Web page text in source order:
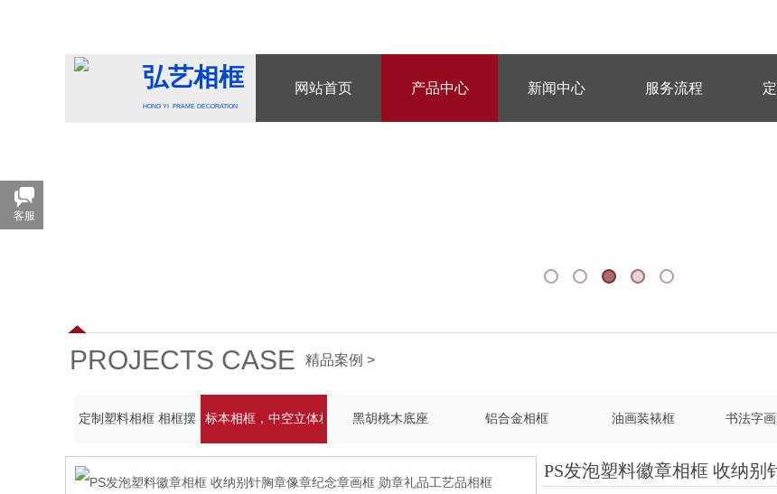
网站首页 产品中心 新闻中心 服务流程
弘艺相框
HONG YI FRAME DECORATION
PROJECTS CASE 精品案例 >
定制塑料相框 相框摆台 PS发泡框标本相框，中空立体相框 黑胡桃木底座 铝合金相框 油画装裱框 书法字
PS发泡塑料徽章相框 收纳
客服